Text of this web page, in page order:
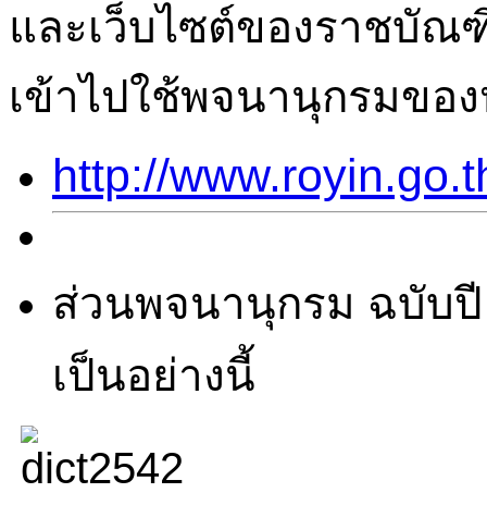
และเว็บไซต์ของราชบั
เข้าไปใช้พจนานุกรมขอ
http://
ส่วนพจนานุกรม ฉบับ
เป็นอย่างนี้